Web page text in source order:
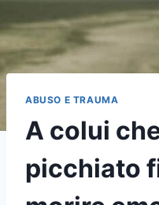
ABUSO E TRAUMA
A colui
picchiato